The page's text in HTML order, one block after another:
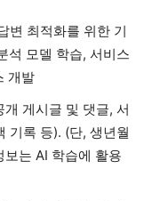
변 최적화를 위한 기
석 모델 학습, 서비스
개발
게시글 및 댓글, 서
기록 등). (단, 생년월
는 AI 학습에 활용